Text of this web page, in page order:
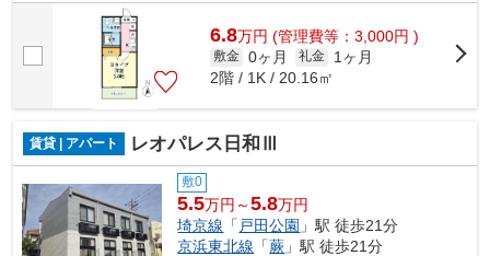
どが備え付けられているので、衣類や...
6.8万円 (管理費等：3,000円 )
敷金 0ヶ月 礼金
1ヶ月
2階 / 1K / 20.16㎡
賃貸 | アパート レオパレス日和Ⅲ
敷0
5.5万円～5.8万円
埼京線 「 戸田公園 」駅 徒歩21分
京浜東北線 「蕨 」駅 徒歩21分